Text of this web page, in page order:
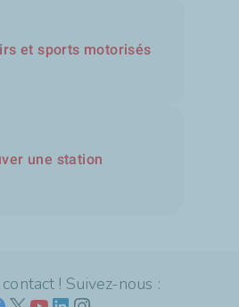
et sports motorisés
une station
! Suivez-nous :